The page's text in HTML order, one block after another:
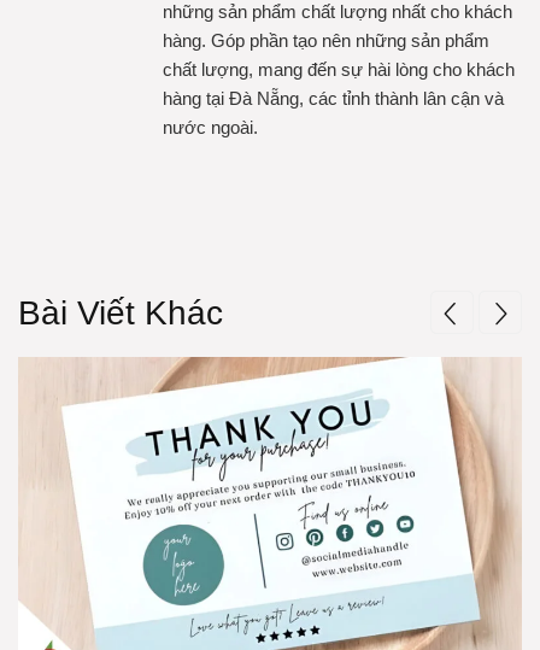
những sản phẩm chất lượng nhất cho khách
hàng. Góp phần tạo nên những sản phẩm
chất lượng, mang đến sự hài lòng cho khách
hàng tại Đà Nẵng, các tỉnh thành lân cận và
nước ngoài.
Bài Viết Khác